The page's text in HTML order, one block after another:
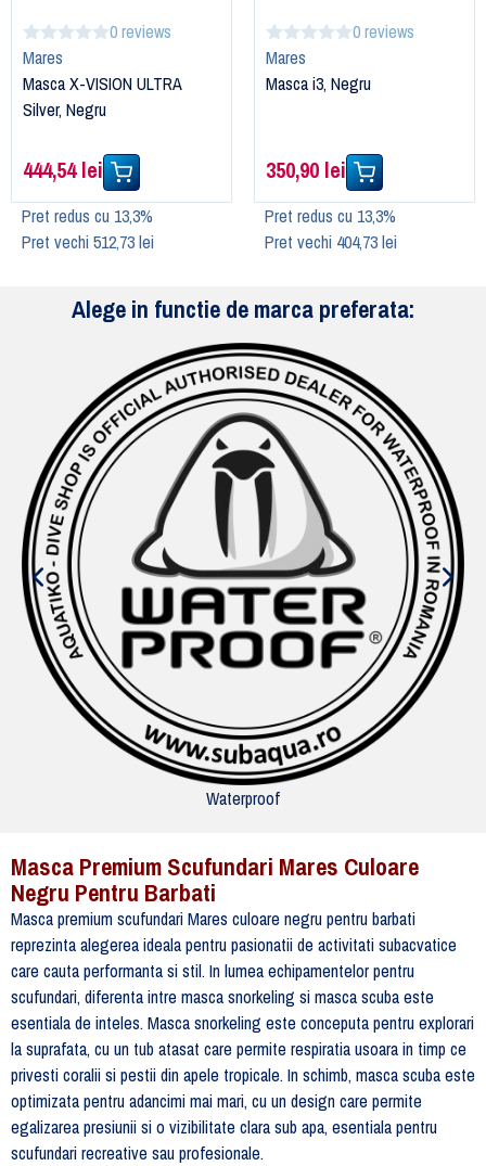
0 reviews
Mares
Masca X-VISION ULTRA
Silver, Negru
444,54 lei
Pret redus cu 13,3%
Pret vechi 512,73 lei
0 reviews
Mares
Masca i3, Negru
350,90 lei
Pret redus cu 13,3%
Pret vechi 404,73 lei
Alege in functie de marca preferata:
Waterproof
Masca Premium Scufundari Mares Culoare
Negru Pentru Barbati
Masca premium scufundari Mares culoare negru pentru barbati
reprezinta alegerea ideala pentru pasionatii de activitati subacvatice
care cauta performanta si stil. In lumea echipamentelor pentru
scufundari, diferenta intre masca snorkeling si masca scuba este
esentiala de inteles. Masca snorkeling este conceputa pentru explorari
la suprafata, cu un tub atasat care permite respiratia usoara in timp ce
privesti coralii si pestii din apele tropicale. In schimb, masca scuba este
optimizata pentru adancimi mai mari, cu un design care permite
egalizarea presiunii si o vizibilitate clara sub apa, esentiala pentru
scufundari recreative sau profesionale.